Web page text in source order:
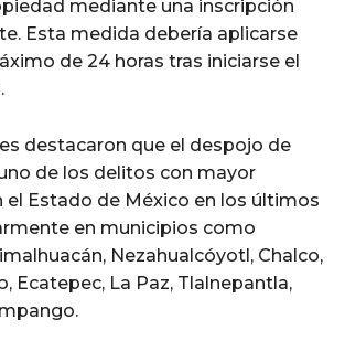
mediante una inscripción
Esta medida debería aplicarse
de 24 horas tras iniciarse el
destacaron que el despojo de
de los delitos con mayor
el Estado de México en los últimos
en municipios como
Nezahualcóyotl, Chalco,
Ecatepec, La Paz, Tlalnepantla,